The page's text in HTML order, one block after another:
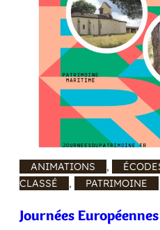
ANIMATIONS ,
CLASSÉ
, PATRIMOINE
Journées